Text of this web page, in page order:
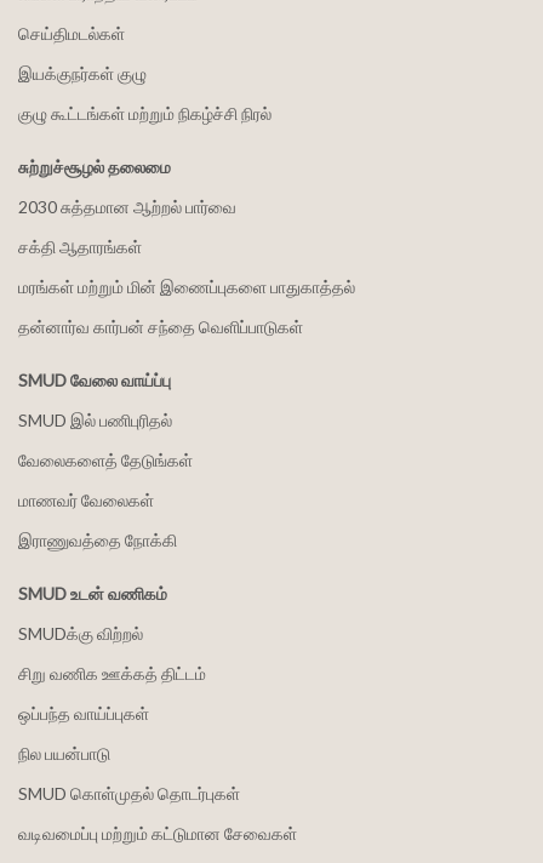
செய்திமடல்கள்
இயக்குநர்கள் குழு
குழு கூட்டங்கள் மற்றும் நிகழ்ச்சி நிரல்
சுற்றுச்சூழல் தலைமை
2030 சுத்தமான ஆற்றல் பார்வை
சக்தி ஆதாரங்கள்
மரங்கள் மற்றும் மின் இணைப்புகளை பாதுகாத்தல்
தன்னார்வ கார்பன் சந்தை வெளிப்பாடுகள்
SMUD வேலை வாய்ப்பு
SMUD இல் பணிபுரிதல்
வேலைகளைத் தேடுங்கள்
மாணவர் வேலைகள்
இராணுவத்தை நோக்கி
SMUD உடன் வணிகம்
SMUDக்கு விற்றல்
சிறு வணிக ஊக்கத் திட்டம்
ஒப்பந்த வாய்ப்புகள்
நில பயன்பாடு
SMUD கொள்முதல் தொடர்புகள்
வடிவமைப்பு மற்றும் கட்டுமான சேவைகள்